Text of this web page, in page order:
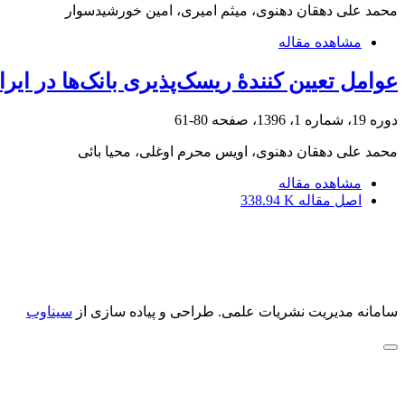
محمد علی دهقان دهنوی، میثم امیری، امین خورشیدسوار
مشاهده مقاله
عوامل تعیین کنندۀ ریسک‌پذیری بانک‌ها در
دوره 19، شماره 1، 1396، صفحه 80-61
محمد علی دهقان دهنوی، اویس محرم اوغلی، محیا بائی
مشاهده مقاله
اصل مقاله 338.94 K
سامانه مدیریت نشریات علمی. طراحی و پیاده سازی از سیناوب